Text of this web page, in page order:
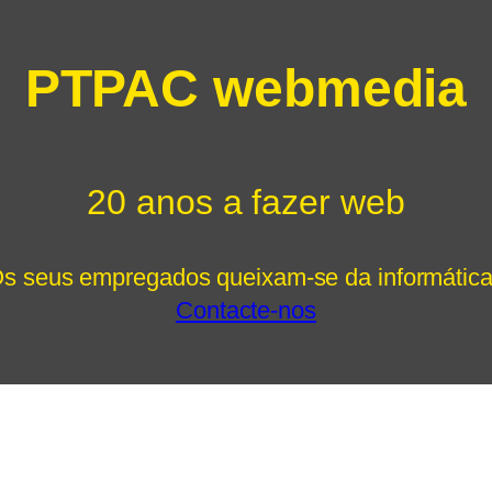
PTPAC webmedia
20 anos a fazer web
seus empregados queixam-se da
Contacte-nos